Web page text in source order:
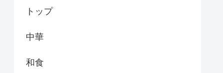
トップ
中華
和食